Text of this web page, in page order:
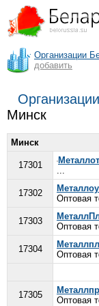
Организации
добавить
Минск
Минск
17301
...
17302
Оптовая
17303
Оптовая
17304
Оптовая
17305
Оптовая